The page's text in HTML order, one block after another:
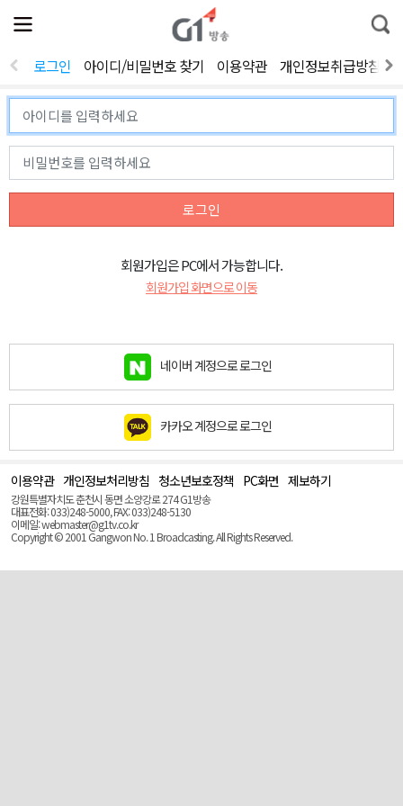
전
체
뉴
열
통
합
색
로그인 아이디/비밀번호 찾기 이용약관 개인정보취급방침
로그인
회원가입은 PC에서 가능합니다.
회원가입 화면으로 이동
네이버 계정으로 로그인
카카오 계정으로 로그인
이용약관 개인정보처리방침 청소년보호정책 PC화면 제보하기
강원특별자치도 춘천시 동면 소양강로 274 G1방송
대표전화: 033)248-5000, FAX: 033)248-5130
이메일: webmaster@g1tv.co.kr
Copyright © 2001 Gangwon No. 1 Broadcasting. All Rights Reserved.